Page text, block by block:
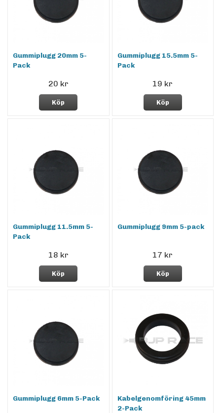
Gummiplugg 20mm 5-
Pack
20 kr
Köp
Gummiplugg 15.5mm 5-
Pack
19 kr
Köp
Gummiplugg 11.5mm 5-
Pack
18 kr
Köp
Gummiplugg 9mm 5-pack
17 kr
Köp
Gummiplugg 6mm 5-Pack
Kabelgenomföring 45mm
2-Pack